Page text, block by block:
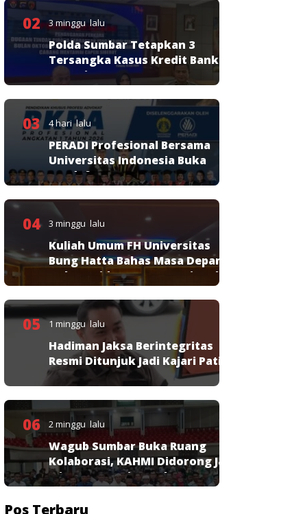
02 3 minggu lalu
Polda Sumbar Tetapkan 3
Tersangka Kasus Kredit Bank
Nagari
03 4 hari lalu
PERADI Profesional Bersama
Universitas Indonesia Buka
Pendaftaran PKPA
04 3 minggu lalu
Kuliah Umum FH Universitas
Bung Hatta Bahas Masa Depan
Hukum Pidana KUHP Nasional
05 1 minggu lalu
Hadiman Jaksa Berintegritas
Resmi Ditunjuk Jadi Kajari Pati
06 2 minggu lalu
Wagub Sumbar Buka Ruang
Kolaborasi, KAHMI Didorong Jadi
Mitra Strategis Pembangunan
Pos Terbaru